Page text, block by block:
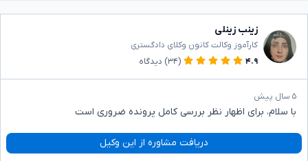
زینب زینلی
کارآموز وکالت کانون وکلای دادگستری
۴.۹
(۳۴) دیدگاه
۵ سال پیش
با سلام، برای اظهار نظر بررسی کامل پرونده ضروری است
دریافت مشاوره از این وکیل